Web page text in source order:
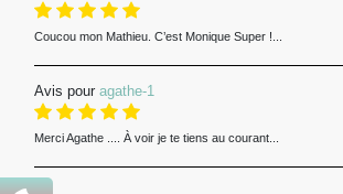
Coucou mon Mathieu. C’est Monique Super !...
Avis pour agathe-1
Merci Agathe .... À voir je te tiens au courant...